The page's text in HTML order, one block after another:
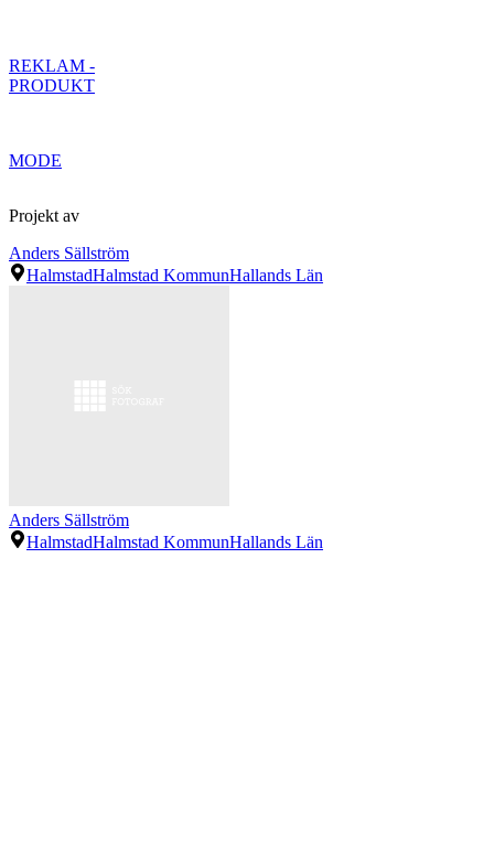
REKLAM -
PRODUKT
MODE
Projekt av
Anders Sällström
HalmstadHalmstad KommunHallands Län
Anders Sällström
HalmstadHalmstad KommunHallands Län